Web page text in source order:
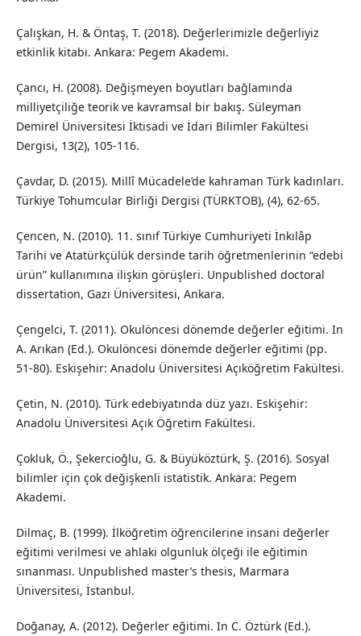
Çalışkan, H. & Öntaş, T. (2018). Değerlerimizle değerliyiz
etkinlik kitabı. Ankara: Pegem Akademi.
Çancı, H. (2008). Değişmeyen boyutları bağlamında
milliyetçiliğe teorik ve kavramsal bir bakış. Süleyman
Demirel Üniversitesi İktisadi ve İdari Bilimler Fakültesi
Dergisi, 13(2), 105-116.
Çavdar, D. (2015). Millî Mücadele’de kahraman Türk kadınları.
Türkiye Tohumcular Birliği Dergisi (TÜRKTOB), (4), 62-65.
Çencen, N. (2010). 11. sınıf Türkiye Cumhuriyeti İnkılâp
Tarihi ve Atatürkçülük dersinde tarih öğretmenlerinin “edebi
ürün” kullanımına ilişkin görüşleri. Unpublished doctoral
dissertation, Gazi Üniversitesi, Ankara.
Çengelci, T. (2011). Okulöncesi dönemde değerler eğitimi. In
A. Arıkan (Ed.). Okulöncesi dönemde değerler eğitimi (pp.
51-80). Eskişehir: Anadolu Üniversitesi Açıköğretim Fakültesi.
Çetin, N. (2010). Türk edebiyatında düz yazı. Eskişehir:
Anadolu Üniversitesi Açık Öğretim Fakültesi.
Çokluk, Ö., Şekercioğlu, G. & Büyüköztürk, Ş. (2016). Sosyal
bilimler için çok değişkenli istatistik. Ankara: Pegem
Akademi.
Dilmaç, B. (1999). İlköğretim öğrencilerine insani değerler
eğitimi verilmesi ve ahlaki olgunluk ölçeği ile eğitimin
sınanması. Unpublished master’s thesis, Marmara
Üniversitesi, İstanbul.
Doğanay, A. (2012). Değerler eğitimi. In C. Öztürk (Ed.).